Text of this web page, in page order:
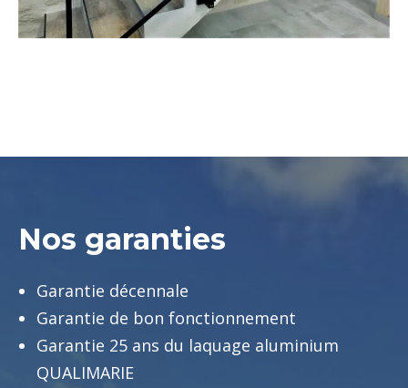
Nos garanties
Garantie décennale
Garantie de bon fonctionnement
Garantie 25 ans du laquage aluminium
QUALIMARIE